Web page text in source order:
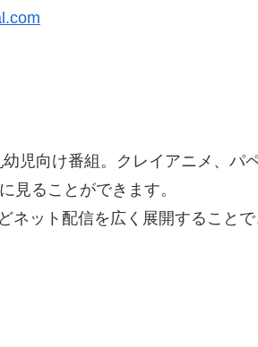
児向け番組。クレイアニメ、パ
見ることができます。
ネット配信を広く展開すること